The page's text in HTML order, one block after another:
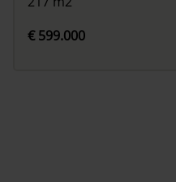
€ 599.000